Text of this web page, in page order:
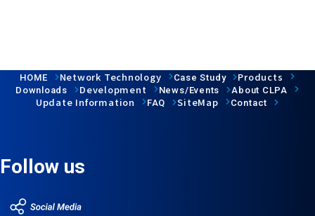
HOME Network Technology Case Study Products
Downloads Development News/Events About CLPA
Update Information FAQ SiteMap Contact
Follow us